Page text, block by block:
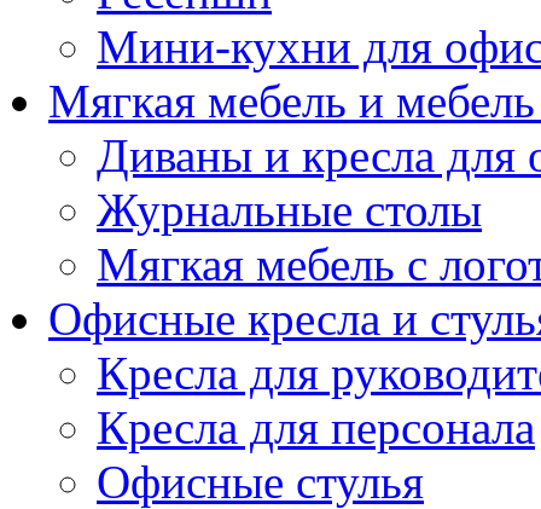
Мини-кухни для
Мягкая мебель и
Диваны и кресла для
Журнальные столы
Мягкая мебель с
Офисные кресла и
Кресла для
Кресла для персонала
Офисные стулья